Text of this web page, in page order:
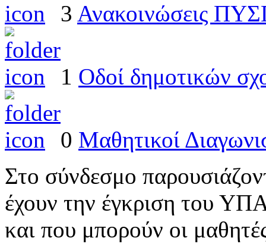
3 Ανακοινώσεις
1 Οδοί δημοτικών
0 Μαθητικοί
Στο σύνδεσμο
έχουν την έγκριση του
και που μπορούν οι